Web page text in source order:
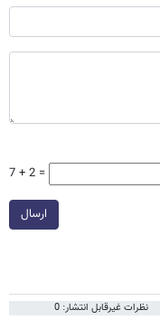
7 + 2 =
ارسال
نظرات غیرقابل انتشار: 0